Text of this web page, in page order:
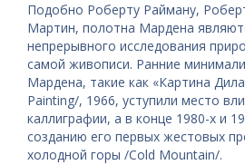
Подобно Роберту Райману,
Мартин, полотна Мардена
непрерывного исследования
самой живописи. Ранние
Мардена, такие как «Картина
Painting/, 1966, уступили место
каллиграфии, а в конце 1980-х и
созданию его первых жестовых
холодной горы /Cold Mountain/.